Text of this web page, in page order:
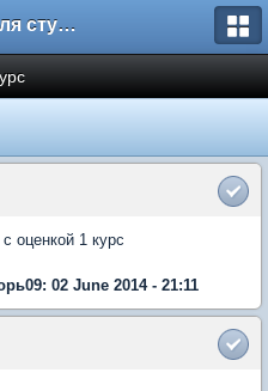
Форум для студента СГА
оценкой 1 курс
02 June 2014 - 21:11